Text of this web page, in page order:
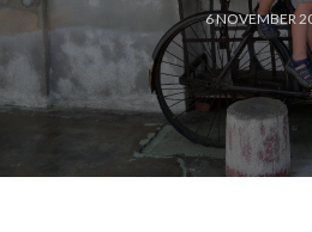
6 NOVEMBER